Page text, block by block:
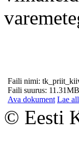
Faili nimi:
Faili suurus: 11.31MB
Ava dokument Lae
© Eesti